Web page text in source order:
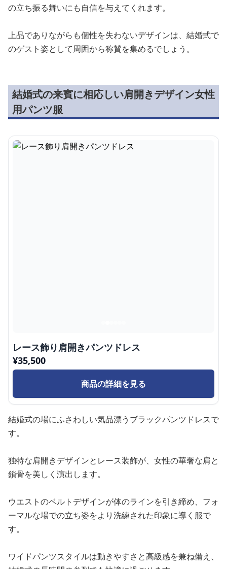
の立ち振る舞いにも自信を与えてくれます。
上品でありながらも個性を失わないデザインは、結婚式で
のゲスト姿として周囲から称賛を集めるでしょう。
結婚式の来賓に相応しい肩開きデザイン女性
用パンツ服
レース飾り肩開きパンツドレス
¥35,500
商品の詳細を見る
結婚式の場にふさわしい気品漂うブラックパンツドレスで
す。
独特な肩開きデザインとレース装飾が、女性の華奢な肩と
鎖骨を美しく演出します。
ウエストのベルトデザインが体のラインを引き締め、フォ
ーマルな場での立ち姿をより洗練された印象に導く服で
す。
ワイドパンツスタイルは動きやすさと高級感を兼ね備え、